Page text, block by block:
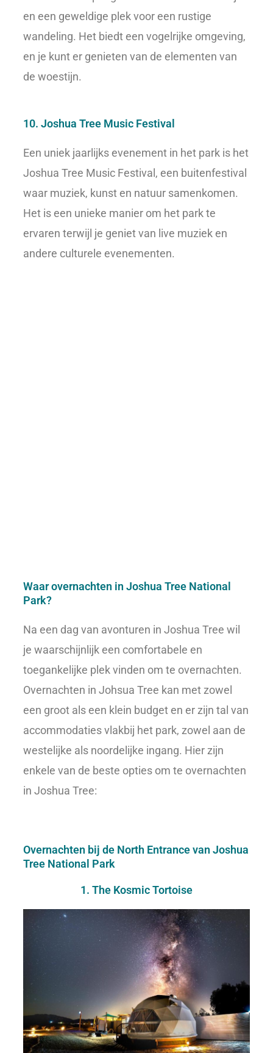
en een geweldige plek voor een rustige
wandeling. Het biedt een vogelrijke omgeving,
en je kunt er genieten van de elementen van
de woestijn.
10. Joshua Tree Music Festival
Een uniek jaarlijks evenement in het park is het
Joshua Tree Music Festival, een buitenfestival
waar muziek, kunst en natuur samenkomen.
Het is een unieke manier om het park te
ervaren terwijl je geniet van live muziek en
andere culturele evenementen.
Waar overnachten in Joshua Tree National
Park?
Na een dag van avonturen in Joshua Tree wil
je waarschijnlijk een comfortabele en
toegankelijke plek vinden om te overnachten.
Overnachten in Johsua Tree kan met zowel
een groot als een klein budget en er zijn tal van
accommodaties vlakbij het park, zowel aan de
westelijke als noordelijke ingang. Hier zijn
enkele van de beste opties om te overnachten
in Joshua Tree:
Overnachten bij de North Entrance van Joshua
Tree National Park
1. The Kosmic Tortoise